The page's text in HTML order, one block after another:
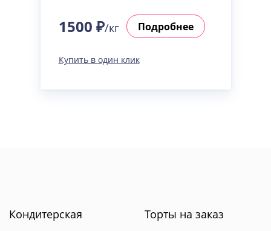
1500 ₽/кг Подробнее
Купить в один клик
Кондитерская Торты на заказ